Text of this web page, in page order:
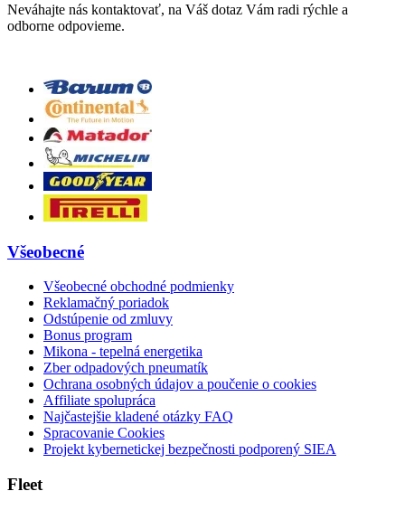
Neváhajte nás kontaktovať, na Váš dotaz Vám radi rýchle a
odborne odpovieme.
Všeobecné
Všeobecné obchodné podmienky
Reklamačný poriadok
Odstúpenie od zmluvy
Bonus program
Mikona - tepelná energetika
Zber odpadových pneumatík
Ochrana osobných údajov a poučenie o cookies
Affiliate spolupráca
Najčastejšie kladené otázky FAQ
Spracovanie Cookies
Projekt kybernetickej bezpečnosti podporený SIEA
Fleet